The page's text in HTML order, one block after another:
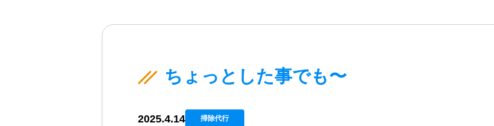
ちょっとした事でも〜
2025.4.14 掃除代行